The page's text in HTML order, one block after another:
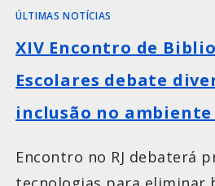
ÚLTIMAS NOTÍCIAS
XIV Encontro de
Escolares debate
inclusão no
Encontro no RJ debaterá